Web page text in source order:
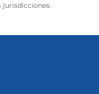
jurisdicciones.